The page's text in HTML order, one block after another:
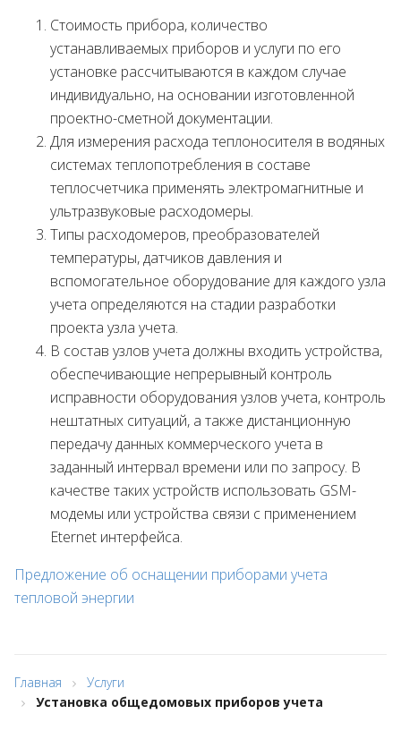
Стоимость прибора, количество
устанавливаемых приборов и услуги по его
установке рассчитываются в каждом случае
индивидуально, на основании изготовленной
проектно-сметной документации.
Для измерения расхода теплоносителя в водяных
системах теплопотребления в составе
теплосчетчика применять электромагнитные и
ультразвуковые расходомеры.
Типы расходомеров, преобразователей
температуры, датчиков давления и
вспомогательное оборудование для каждого узла
учета определяются на стадии разработки
проекта узла учета.
В состав узлов учета должны входить устройства,
обеспечивающие непрерывный контроль
исправности оборудования узлов учета, контроль
нештатных ситуаций, а также дистанционную
передачу данных коммерческого учета в
заданный интервал времени или по запросу. В
качестве таких устройств использовать GSM-
модемы или устройства связи с применением
Eternet интерфейса.
Предложение об оснащении приборами учета
тепловой энергии
Главная
Услуги
Установка общедомовых приборов учета